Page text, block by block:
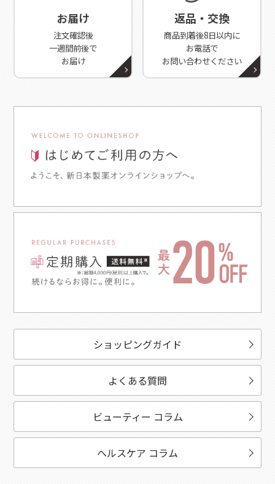
お届け
注文確認後
一週間前後で
お届け
返品・交換
商品到着後8日以内に
お電話で
お問い合わせください
ショッピングガイド
よくある質問
ビューティー コラム
ヘルスケア コラム